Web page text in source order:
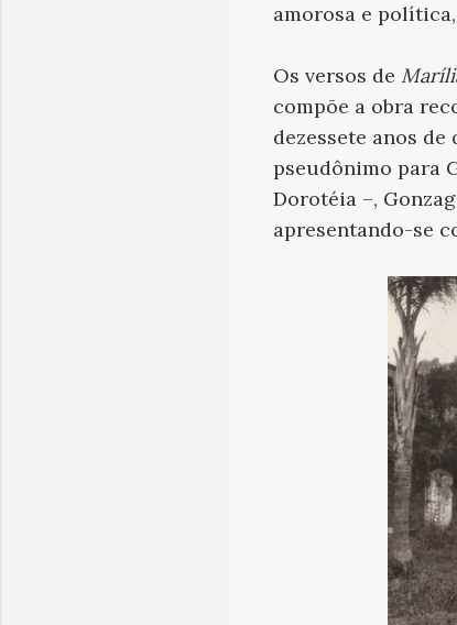
amorosa e
Os versos de
compõe a obra
dezessete anos
pseudônimo para
Dorotéia –,
apresentando-se